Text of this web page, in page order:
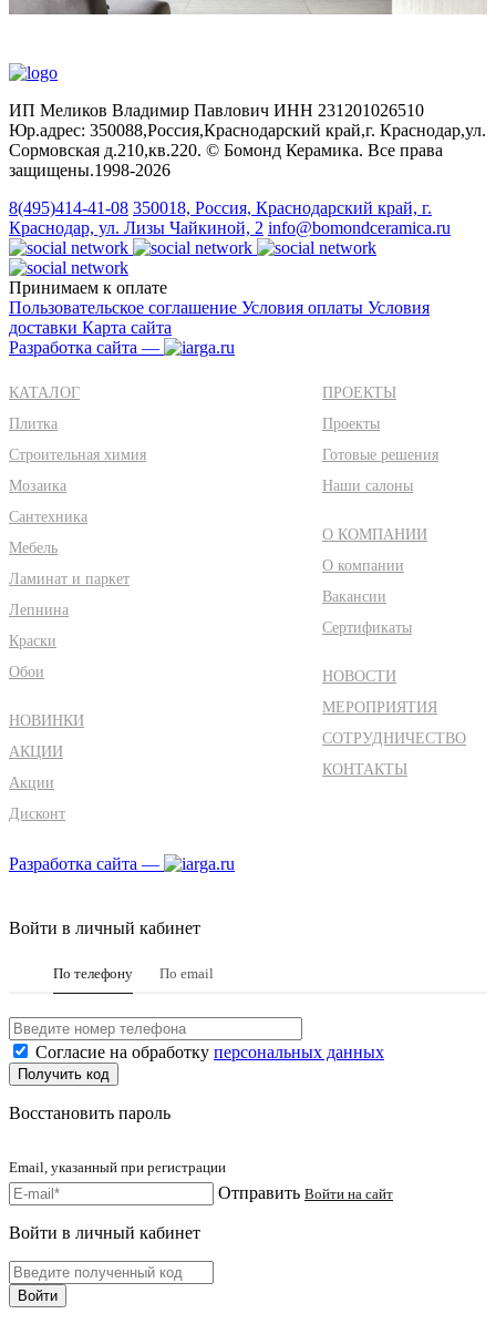
ИП Меликов Владимир Павлович ИНН 231201026510
Юр.адрес: 350088,Россия,Краснодарский край,г. Краснодар,ул.
Сормовская д.210,кв.220. © Бомонд Керамика. Все права
защищены.1998‑2026
8(495)414-41-08 350018, Россия, Краснодарский край, г.
Краснодар, ул. Лизы Чайкиной, 2 info@bomondceramica.ru
Принимаем к оплате
Пользовательское соглашение Условия оплаты Условия
доставки Карта сайта
Разработка сайта —
КАТАЛОГ
Плитка
Строительная химия
Мозаика
Сантехника
Мебель
Ламинат и паркет
Лепнина
Краски
Обои
НОВИНКИ
АКЦИИ
Акции
Дисконт
ПРОЕКТЫ
Проекты
Готовые решения
Наши салоны
О КОМПАНИИ
О компании
Вакансии
Сертификаты
НОВОСТИ
МЕРОПРИЯТИЯ
СОТРУДНИЧЕСТВО
КОНТАКТЫ
Разработка сайта —
Войти в личный кабинет
По телефону По email
Согласие на обработку персональных данных
Восстановить пароль
Email, указанный при регистрации
Отправить Войти на сайт
Войти в личный кабинет